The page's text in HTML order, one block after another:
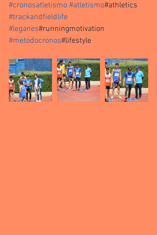
#cronosatletismo #atletismo#athletics
#trackandfieldlife
#leganes#runningmotivation
#metodocronos#lifestyle